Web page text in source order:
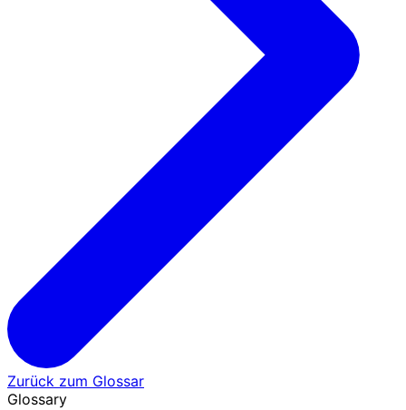
Zurück zum Glossar
Glossary